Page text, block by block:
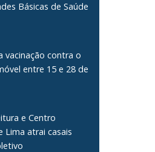
Básicas de Saúde
vacinação contra o
entre 15 e 28 de
e Centro
Lima atrai casais